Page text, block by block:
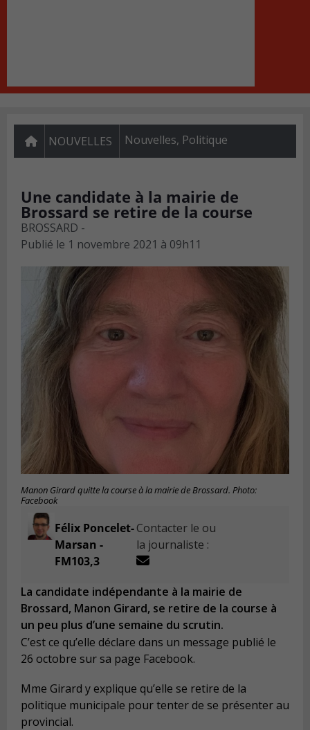
NOUVELLES Nouvelles, Politique
Une candidate à la mairie de
Brossard se retire de la course
BROSSARD -
Publié le 1 novembre 2021 à 09h11
Manon Girard quitte la course à la mairie de Brossard. Photo:
Facebook
Félix Poncelet-
Marsan -
FM103,3
Contacter le ou
la journaliste :
La candidate indépendante à la mairie de
Brossard, Manon Girard, se retire de la course à
un peu plus d’une semaine du scrutin.
C’est ce qu’elle déclare dans un message publié le
26 octobre sur sa page Facebook.
Mme Girard y explique qu’elle se retire de la
politique municipale pour tenter de se présenter au
provincial.